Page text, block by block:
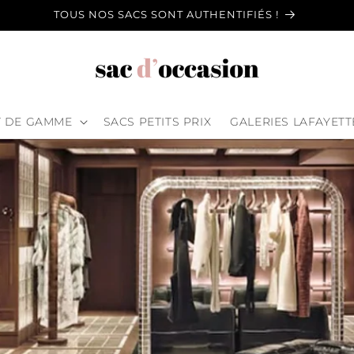
TOUS NOS SACS SONT AUTHENTIFIÉS !
DE GAMME SACS PETITS PRIX GALERIES